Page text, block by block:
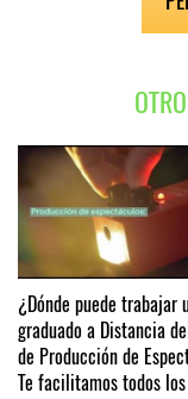
¿Dónde puede trabajar
graduado a Distancia
de Producción de
Te facilitamos todos